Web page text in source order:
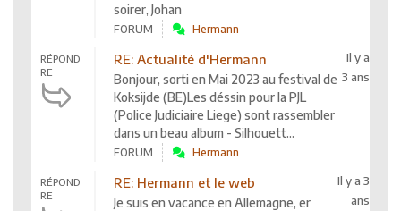
soirer, Johan
FORUM Hermann
RÉPOND
RE
RE: Actualité d'Hermann
Bonjour, sorti en Mai 2023 au festival de
Koksijde (BE)Les déssin pour la PJL
(Police Judiciaire Liege) sont rassembler
dans un beau album - Silhouett...
Il y a
3 ans
FORUM Hermann
RÉPOND
RE
RE: Hermann et le web
Je suis en vacance en Allemagne, er
Il y a 3
ans